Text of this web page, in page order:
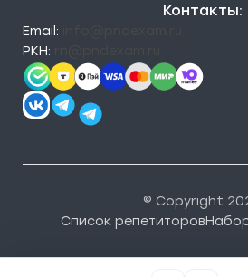
Контакты:
Email:
РКН:
© Copyright
Список репетиторов